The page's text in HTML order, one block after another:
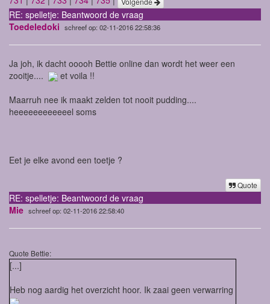
RE: spelletje: Beantwoord de vraag
Toedeledoki schreef op: 02-11-2016 22:58:36
Ja joh, ik dacht ooooh Bettie online dan wordt het weer een
zooitje....
et voila !!
Maarruh nee ik maakt zelden tot nooit pudding....
heeeeeeeeeeeel soms
Eet je elke avond een toetje ?
Quote
RE: spelletje: Beantwoord de vraag
Mie schreef op: 02-11-2016 22:58:40
Quote Bettie:
[...]
Heb nog aardig het overzicht hoor. Ik zaai geen verwarring